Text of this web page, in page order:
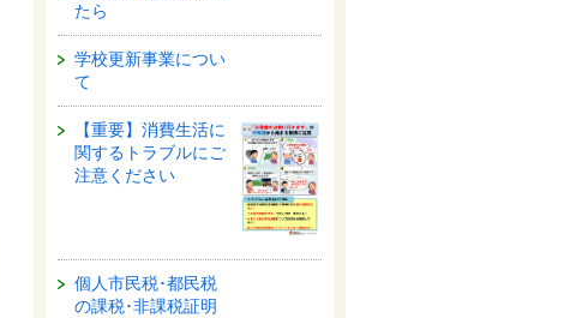
たら
学校更新事業につい
て
【重要】消費生活に
関するトラブルにご
注意ください
個人市民税･都民税
の課税･非課税証明